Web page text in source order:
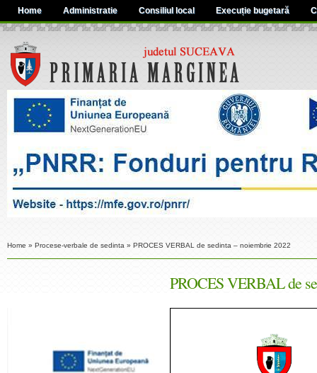
Home Administratie Consiliul local Execuție bugetară
Home » Procese-verbale de sedinta » PROCES VERBAL de sedinta – noiembrie 2022
PROCES VERBAL de